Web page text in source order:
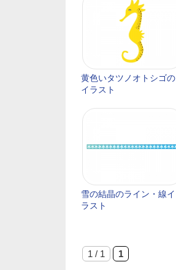
黄色いタツノオトシゴの
イラスト
雪の結晶のライン・線イ
ラスト
1 / 1 1